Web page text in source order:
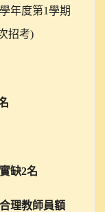
年度第1學期
招考)
缺2名
理教師員額